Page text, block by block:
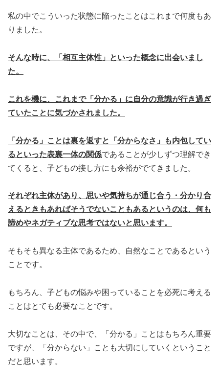
私の中でこういった状態に陥ったことはこれまで何度もあ
りました。
そんな時に、「相互主体性」といった概念に出会いまし
た。
これを機に、これまで「分かる」に自分の意識が行き過ぎ
ていたことに気づかされました。
「分かる」ことは裏を返すと「分からなさ」も内包してい
るといった表裏一体の関係であることが少しずつ理解でき
てくると、子どもの接し方にも余裕がでてきました。
それぞれ主体があり、思いや気持ちが通じ合う・分かり合
えるときもあればそうでないこともあるというのは、何も
諦めやネガティブな思考ではないと思います。
そもそも異なる主体であるため、自然なことであるという
ことです。
もちろん、子どもの悩みや困っていることを必死に考える
ことはとても必要なことです。
大切なことは、その中で、「分かる」ことはもちろん重要
ですが、「分からない」ことも大切にしていくということ
だと思います。